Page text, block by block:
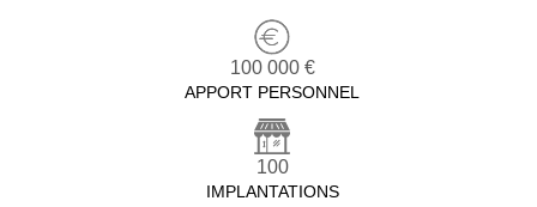
100 000 €
APPORT PERSONNEL
100
IMPLANTATIONS